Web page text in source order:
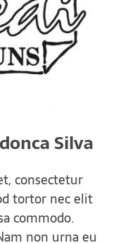
Silva
consectetur
tortor nec elit
commodo.
non urna eu